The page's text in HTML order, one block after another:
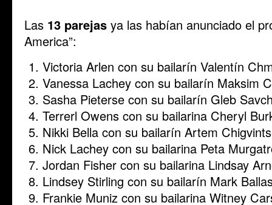
Las 13 parejas ya las habían anunciado el
America”:
Victoria Arlen con su bailarín Valentín
Vanessa Lachey con su bailarín Maksim
Sasha Pieterse con su bailarín Gleb
Terrerl Owens con su bailarina Cheryl
Nikki Bella con su bailarín Artem
Nick Lachey con su bailarina Peta
Jordan Fisher con su bailarina Lindsay
Lindsey Stirling con su bailarín Mark
Frankie Muniz con su bailarina Witney